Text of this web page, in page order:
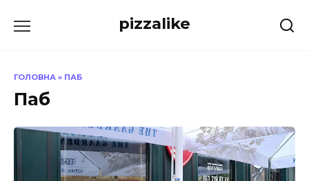
до
pizzalike
ГОЛОВНА » ПАБ
Паб